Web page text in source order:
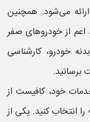
می‌شود. همچنین
اعم از خودروهای صفر
خودرو، کارشناسی
برسانید.
خود، کافیست از
انتخاب کنید. یکی از